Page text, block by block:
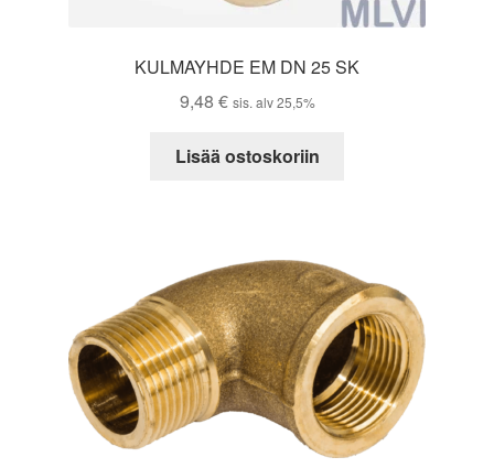
KULMAYHDE EM DN 25 SK
9,48 € sis. alv 25,5%
Lisää ostoskoriin